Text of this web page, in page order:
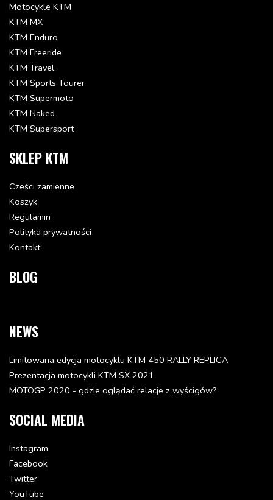
Motocykle KTM
KTM MX
KTM Enduro
KTM Freeride
KTM Travel
KTM Sports Tourer
KTM Supermoto
KTM Naked
KTM Supersport
SKLEP KTM
Cześci zamienne
Koszyk
Regulamin
Polityka prywatności
Kontakt
BLOG
NEWS
Limitowana edycja motocyklu KTM 450 RALLY REPLICA
Prezentacja motocykli KTM SX 2021
MOTOGP 2020 - gdzie oglądać relacje z wyścigów?
SOCIAL MEDIA
Instagram
Facebook
Twitter
YouTube